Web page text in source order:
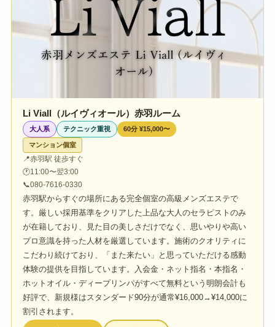
Li Viall（ルイヴィオール）赤羽ルーム
大人系 テクニック重視 60分 ¥15,000〜
マンション個室
📍赤羽駅 徒歩すぐ
🕐11:00〜翌3:00
📞080-7616-0330
赤羽駅からすぐの場所にある完全個室の高級メンズエステで
す。厳しい採用基準をクリアした上品な大人のセラピストのみ
が在籍しており、見た目の美しさだけでなく、思いやりや高い
プロ意識を持った人材を厳選しています。施術のクオリティに
こだわり続けており、「また来たい」と思っていただける感動
体験の提供を目指しています。入会金・ネット指名・本指名・
ホットオイル・ディープリンパがすべて無料という明朗会計も
好評で、新規様はスタンダード90分が通常¥16,000→¥14,000に
割引されます。